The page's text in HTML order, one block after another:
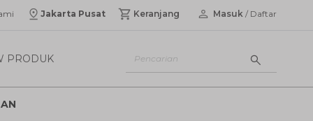
Jakarta Pusat Keranjang Masuk / Daftar
PRODUK